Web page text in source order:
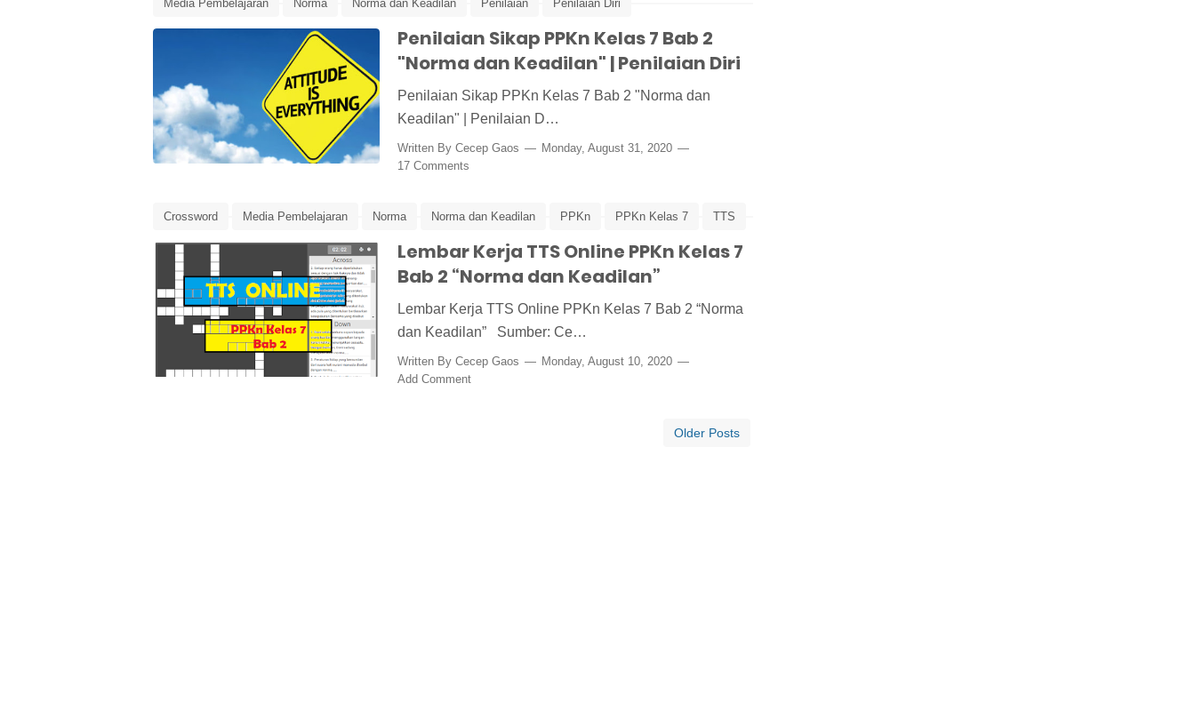
Media Pembelajaran Norma Norma dan Keadilan Penilaian Penilaian Diri
Penilaian Peserta Didik Penilaian Sikap PPKn PPKn Kelas 7
Penilaian Sikap PPKn Kelas 7 Bab 2
"Norma dan Keadilan" | Penilaian Diri
Penilaian Sikap PPKn Kelas 7 Bab 2 "Norma dan
Keadilan" | Penilaian D…
Written By Cecep Gaos
Monday, August 31, 2020
17 Comments
Crossword Media Pembelajaran Norma Norma dan Keadilan PPKn PPKn Kelas 7 TTS
TTS Online
Lembar Kerja TTS Online PPKn Kelas 7
Bab 2 “Norma dan Keadilan”
Lembar Kerja TTS Online PPKn Kelas 7 Bab 2 “Norma
dan Keadilan” Sumber: Ce…
Written By Cecep Gaos
Monday, August 10, 2020
Add Comment
Older Posts